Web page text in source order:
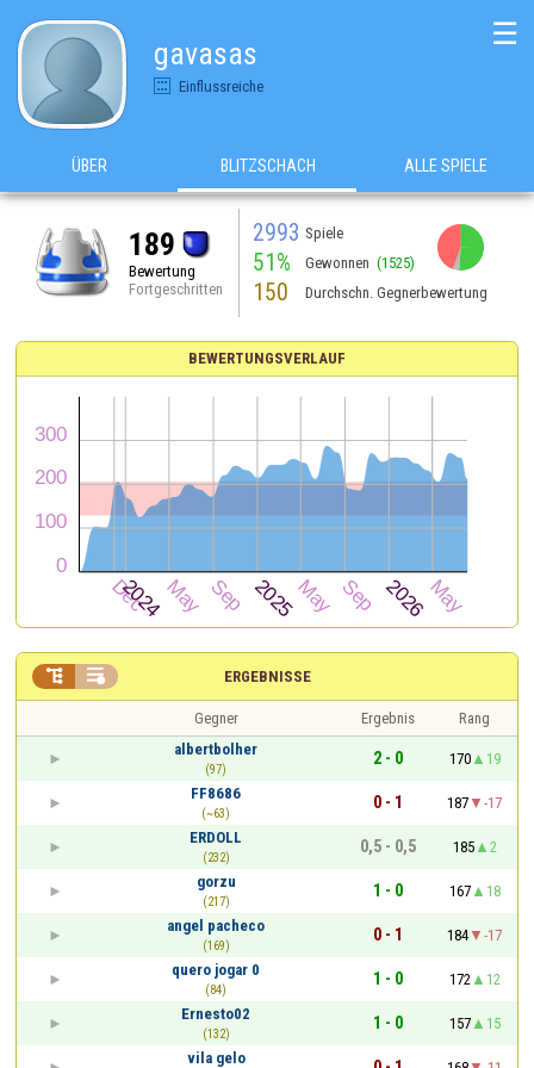
gavasas
Einflussreiche
☰
ÜBER BLITZSCHACH ALLE SPIELE
189
Bewertung
Fortgeschritten
2993 Spiele
51% Gewonnen (1525)
150 Durchschn. Gegnerbewertung
BEWERTUNGSVERLAUF
ERGEBNISSE
 
Gegner Ergebnis
Rang
albertbolher
(97)
2 - 0 170
19
FF8686
(~63)
0 - 1 187
-17
ERDOLL
(232)
0,5 - 0,5 185
2
gorzu
(217)
1 - 0 167
18
angel pacheco
(169)
0 - 1 184
-17
quero jogar 0
(84)
1 - 0 172
12
Ernesto02
(132)
1 - 0 157
15
vila gelo